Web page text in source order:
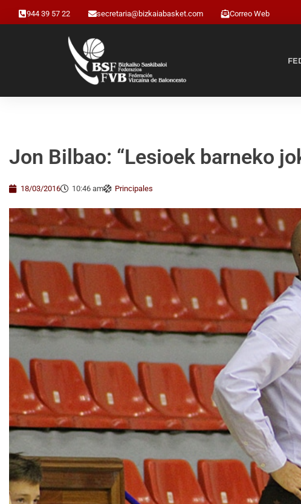
944 39 57 22 secretaria@bizkaiabasket.com Correo Web
Jon Bilbao: “Lesioek barneko
18/03/2016 10:46 am Principales